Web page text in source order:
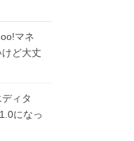
マネ
ど大丈
ィタ
になっ